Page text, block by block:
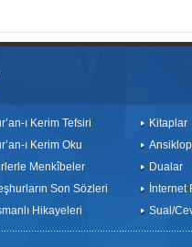
ı Kerim Tefsiri
ı Kerim Oku
Menkîbeler
Son Sözleri
Hikayeleri
Kitaplar
Dualar
İnternet
Sual/